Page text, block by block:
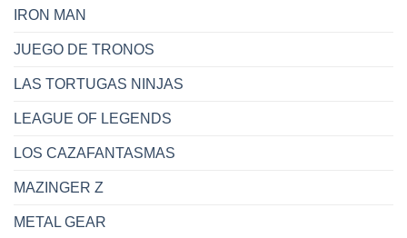
IRON MAN
JUEGO DE TRONOS
LAS TORTUGAS NINJAS
LEAGUE OF LEGENDS
LOS CAZAFANTASMAS
MAZINGER Z
METAL GEAR